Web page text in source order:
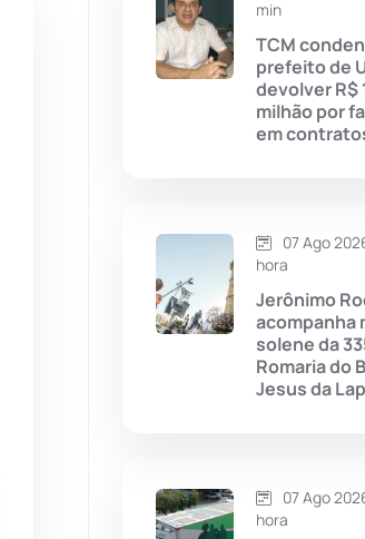
Caturama
Chapada Diamantina
Cordeiros
Dom Basílio
Érico Cardoso
min
TCM
prefeito de
devolver R$
milhão por
em
07 Ago
hora
Jerônimo
acompanha
solene da
Romaria do
Jesus da
07 Ago
hora